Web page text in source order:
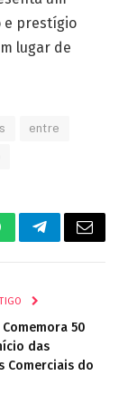
e prestígio
lugar de
entre
Telegrama
E-
50
das
Comerciais do